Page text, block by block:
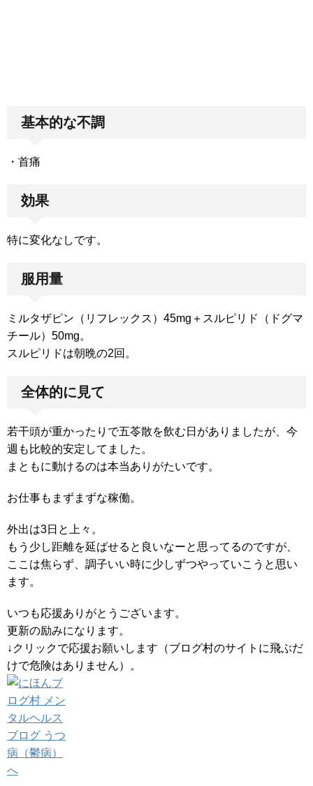
基本的な不調
・首痛
効果
特に変化なしです。
服用量
ミルタザピン（リフレックス）45mg＋スルピリド（ドグマ
チール）50mg。
スルピリドは朝晩の2回。
全体的に見て
若干頭が重かったりで五苓散を飲む日がありましたが、今
週も比較的安定してました。
まともに動けるのは本当ありがたいです。
お仕事もまずまずな稼働。
外出は3日と上々。
もう少し距離を延ばせると良いなーと思ってるのですが、
ここは焦らず、調子いい時に少しずつやっていこうと思い
ます。
いつも応援ありがとうございます。
更新の励みになります。
↓クリックで応援お願いします（ブログ村のサイトに飛ぶだ
けで危険はありません）。